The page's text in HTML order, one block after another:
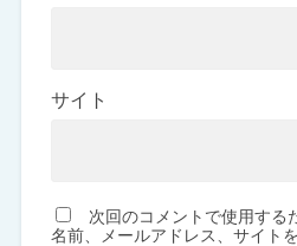
サイト
次回のコメントで使用する
名前、メールアドレス、サイトを